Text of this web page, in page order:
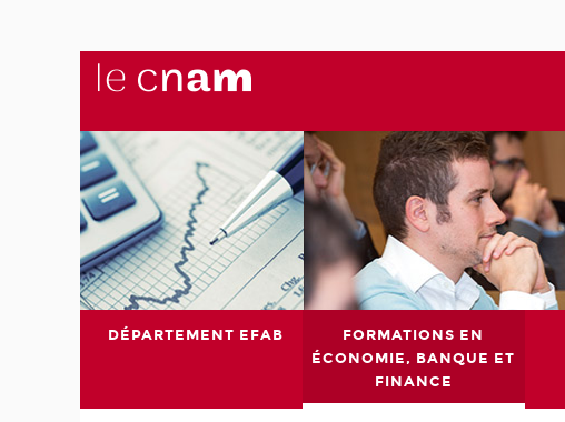
DÉPARTEMENT EFAB
FORMATIONS EN
ÉCONOMIE, BANQUE ET
FINANCE